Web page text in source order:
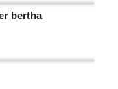
bertha